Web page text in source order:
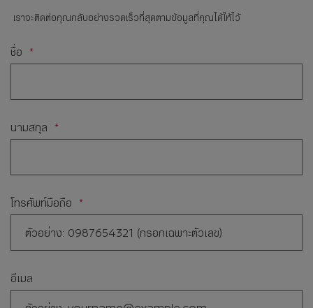
เราจะติดต่อคุณกลับอย่างรวดเร็วที่สุดตามข้อมูลที่คุณได้ให้ไว้
ชื่อ
นามสกุล
โทรศัพท์มือถือ
อีเมล